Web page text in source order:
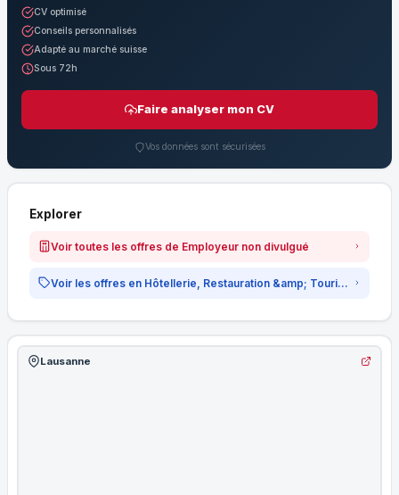
CV optimisé
Conseils personnalisés
Adapté au marché suisse
Sous 72h
Faire analyser mon CV
Vos données sont sécurisées
Explorer
Voir toutes les offres de Employeur non divulgué
Voir les offres en Hôtellerie, Restauration &amp; Tourisme
Lausanne